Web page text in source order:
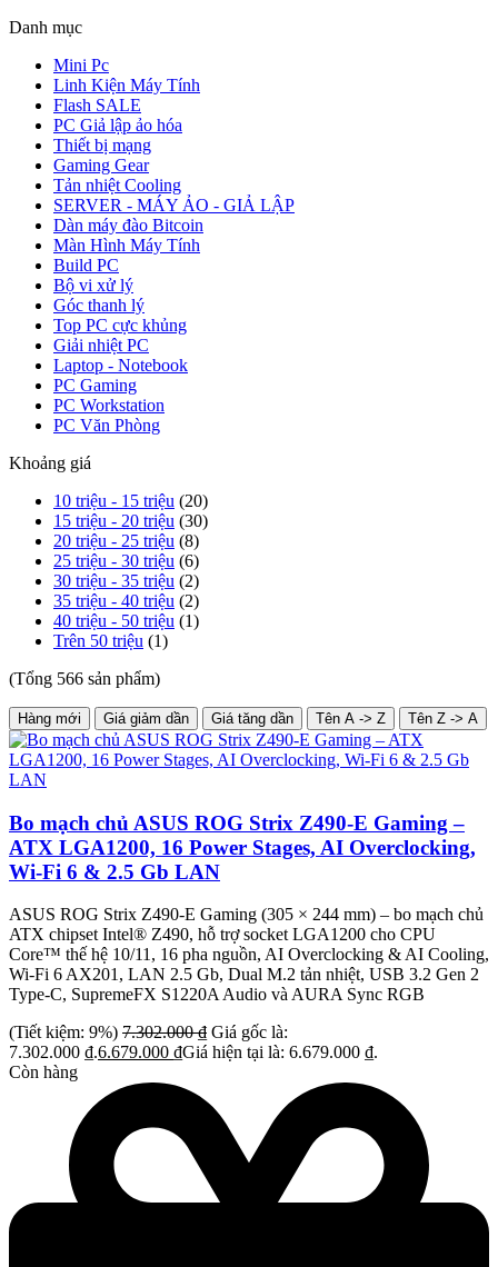
Danh mục
Mini Pc
Linh Kiện Máy Tính
Flash SALE
PC Giả lập ảo hóa
Thiết bị mạng
Gaming Gear
Tản nhiệt Cooling
SERVER - MÁY ẢO - GIẢ LẬP
Dàn máy đào Bitcoin
Màn Hình Máy Tính
Build PC
Bộ vi xử lý
Góc thanh lý
Top PC cực khủng
Giải nhiệt PC
Laptop - Notebook
PC Gaming
PC Workstation
PC Văn Phòng
Khoảng giá
10 triệu - 15 triệu (20)
15 triệu - 20 triệu (30)
20 triệu - 25 triệu (8)
25 triệu - 30 triệu (6)
30 triệu - 35 triệu (2)
35 triệu - 40 triệu (2)
40 triệu - 50 triệu (1)
Trên 50 triệu (1)
(Tổng 566 sản phẩm)
Hàng mới Giá giảm dần Giá tăng dần Tên A -> Z Tên Z -> A
Bo mạch chủ ASUS ROG Strix Z490-E Gaming –
ATX LGA1200, 16 Power Stages, AI Overclocking,
Wi-Fi 6 & 2.5 Gb LAN
ASUS ROG Strix Z490-E Gaming (305 × 244 mm) – bo mạch chủ
ATX chipset Intel® Z490, hỗ trợ socket LGA1200 cho CPU
Core™ thế hệ 10/11, 16 pha nguồn, AI Overclocking & AI Cooling,
Wi-Fi 6 AX201, LAN 2.5 Gb, Dual M.2 tản nhiệt, USB 3.2 Gen 2
Type-C, SupremeFX S1220A Audio và AURA Sync RGB
(Tiết kiệm: 9%) 7.302.000₫ Giá gốc là:
7.302.000 ₫.6.679.000 ₫Giá hiện tại là: 6.679.000 ₫.
Còn hàng